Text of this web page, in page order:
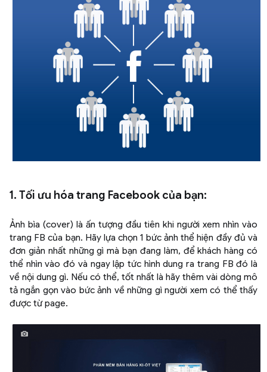
1. Tối ưu hóa trang Facebook của bạn:
Ảnh bìa (cover) là ấn tượng đầu tiên khi người xem nhìn vào
trang FB của bạn. Hãy lựa chọn 1 bức ảnh thể hiện đầy đủ và
đơn giản nhất những gì mà bạn đang làm, để khách hàng có
thể nhìn vào đó và ngay lập tức hình dung ra trang FB đó là
về nội dung gì. Nếu có thể, tốt nhất là hãy thêm vài dòng mô
tả ngắn gọn vào bức ảnh về những gì người xem có thể thấy
được từ page.